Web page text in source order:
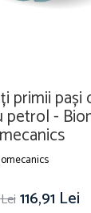
primii pași
petrol -
116,91 Lei